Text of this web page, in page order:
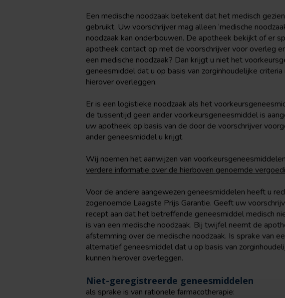
Een medische noodzaak betekent dat het medisch
gebruikt. Uw voorschrijver mag alleen ‘medische
noodzaak kan onderbouwen. De apotheek bekijkt of er
apotheek contact op met de voorschrijver voor overleg
een medische noodzaak? Dan krijgt u niet het
geneesmiddel dat u op basis van zorginhoudelijke
hierover overleggen.
Er is een logistieke noodzaak als het
de tussentijd geen ander voorkeursgeneesmiddel is
uw apotheek op basis van de door de voorschrijver
ander geneesmiddel u krijgt.
Wij noemen het aanwijzen van
verdere informatie over de hierboven genoemde
Voor de andere aangewezen geneesmiddelen heeft u
zogenoemde Laagste Prijs Garantie. Geeft uw
recept aan dat het betreffende geneesmiddel medisch
is van een medische noodzaak. Bij twijfel neemt de
afstemming over de medische noodzaak. Is sprake van
alternatief geneesmiddel dat u op basis van
kunnen hierover overleggen.
Niet-geregistreerde geneesmiddelen
als sprake is van rationele farmacotherapie: